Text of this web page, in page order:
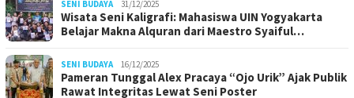
SENI BUDAYA 31/12/2025
Wisata Seni Kaligrafi: Mahasiswa UIN Yogyakarta
Belajar Makna Alquran dari Maestro Syaiful…
SENI BUDAYA 16/12/2025
Pameran Tunggal Alex Pracaya “Ojo Urik” Ajak Publik
Rawat Integritas Lewat Seni Poster